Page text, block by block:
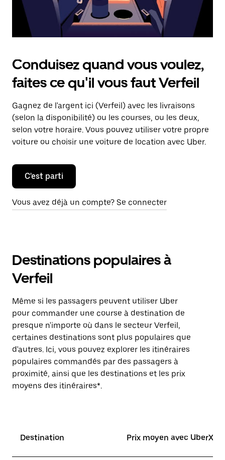
calendrier.
Conduisez quand vous voulez,
faites ce qu'il vous faut Verfeil
Gagnez de l'argent ici (Verfeil) avec les livraisons
(selon la disponibilité) ou les courses, ou les deux,
selon votre horaire. Vous pouvez utiliser votre propre
voiture ou choisir une voiture de location avec Uber.
C'est parti
Vous avez déjà un compte? Se connecter
Destinations populaires à
Verfeil
Même si les passagers peuvent utiliser Uber
pour commander une course à destination de
presque n'importe où dans le secteur Verfeil,
certaines destinations sont plus populaires que
d'autres. Ici, vous pouvez explorer les itinéraires
populaires commandés par des passagers à
proximité, ainsi que les destinations et les prix
moyens des itinéraires*.
Destination Prix moyen avec UberX*